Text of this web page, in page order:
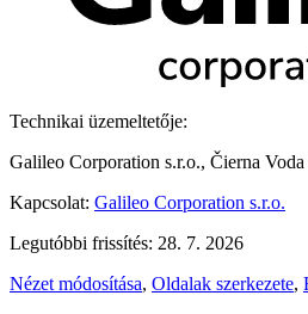
Technikai üzemeltetője:
Galileo Corporation s.r.o., Čierna
Kapcsolat: Galileo Corporation s.r.o.
Legutóbbi frissítés: 28. 7. 2026
Nézet módosítása, Oldalak szerkezete,